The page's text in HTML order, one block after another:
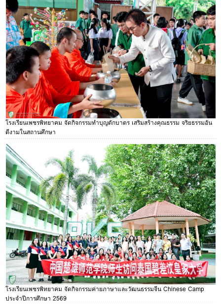
โรงเรียนเพชรพิทยาคม จัดกิจกรรมทำบุญตักบาตร เสริมสร้างคุณธรรม จริยธรรมอัน
ดีงามในสถานศึกษา
โรงเรียนเพชรพิทยาคม จัดกิจกรรมค่ายภาษาและวัฒนธรรมจีน Chinese Camp
ประจำปีการศึกษา 2569